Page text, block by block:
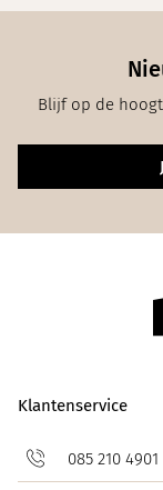
Blijf op de
Klantenservice
085 210 4901